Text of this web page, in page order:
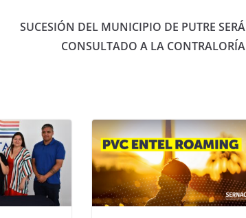
SUCESIÓN DEL MUNICIPIO DE PUTRE SERÁ
CONSULTADO A LA CONTRALORÍA